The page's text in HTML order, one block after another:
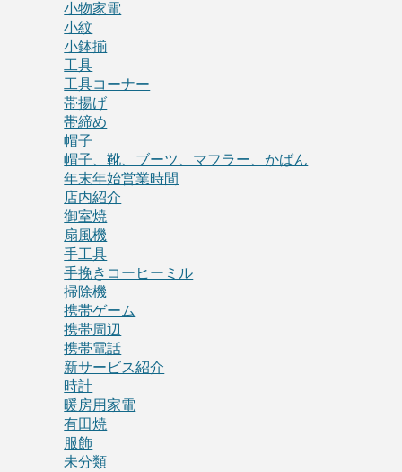
小物家電
小紋
小鉢揃
工具
工具コーナー
帯揚げ
帯締め
帽子
帽子、靴、ブーツ、マフラー、かばん
年末年始営業時間
店内紹介
御室焼
扇風機
手工具
手挽きコーヒーミル
掃除機
携帯ゲーム
携帯周辺
携帯電話
新サービス紹介
時計
暖房用家電
有田焼
服飾
未分類